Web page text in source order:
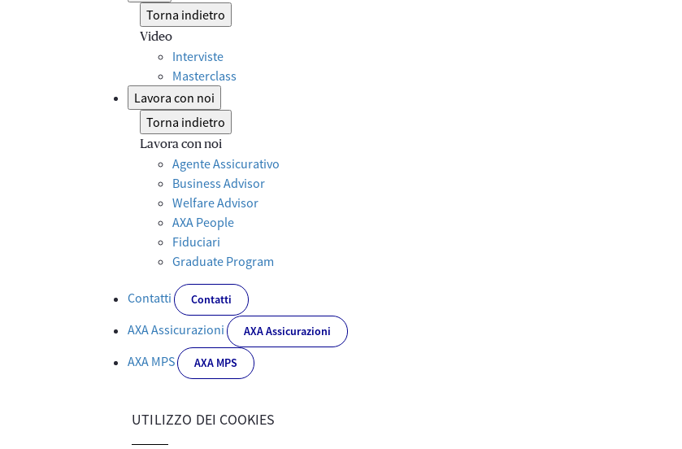
Torna indietro
Video
Interviste
Masterclass
Lavora con noi
Torna indietro
Lavora con noi
Agente Assicurativo
Business Advisor
Welfare Advisor
AXA People
Fiduciari
Graduate Program
Contatti Contatti
AXA Assicurazioni AXA Assicurazioni
AXA MPS AXA MPS
UTILIZZO DEI COOKIES